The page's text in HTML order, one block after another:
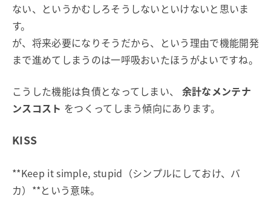
ない、というかむしろそうしないといけないと思いま
す。
が、将来必要になりそうだから、という理由で機能開発
まで進めてしまうのは一呼吸おいたほうがよいですね。
こうした機能は負債となってしまい、 余計なメンテナ
ンスコスト をつくってしまう傾向にあります。
KISS
**Keep it simple, stupid（シンプルにしておけ、バ
カ）**という意味。